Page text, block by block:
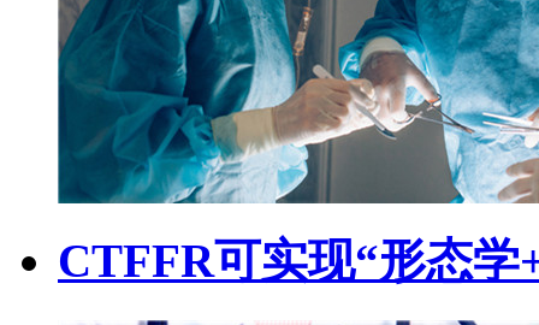
CTFFR可实现“形态学